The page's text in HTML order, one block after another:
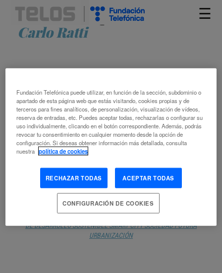
☰
Artículos etiquetados como
Carlo Ratti
CARLO RATTI: “DESCUBRIR GUETOS
INVISIBLES ES EL PRIMER PASO HACIA
UNA CIUDAD MÁS INCLUSIVA”
JESSICA BERMÚDEZ PÉREZ
ARQUITECTURACIUDAD HISTÓRICA
INDUSTRIALCIUDAD NUEVA DESARROLLO SOSTENIBLE
EDUCACIÓN PARA EL DESARROLLO SOSTENIBLE
DE DESARROLLO SOSTENIBLESMART CITYSOCIEDAD FUTURA
URBANIZACIÓN
Fundación Telefónica puede utilizar, en función de la sección, subdominio o
apartado de esta página web que estás visitando, cookies propias y de
terceros para fines analíticos, de personalización, visualización de vídeos,
reserva de entradas, etc. Puedes aceptar todas, rechazarlas o configurar su
uso individualmente, clicando en el botón correspondiente. Además, podrás
revocar tu consentimiento en cualquier momento desde la opción de
configuración. Si deseas obtener información más detallada, consulta
nuestra política de cookies
RECHAZAR TODAS ACEPTAR TODAS
CONFIGURACIÓN DE COOKIES